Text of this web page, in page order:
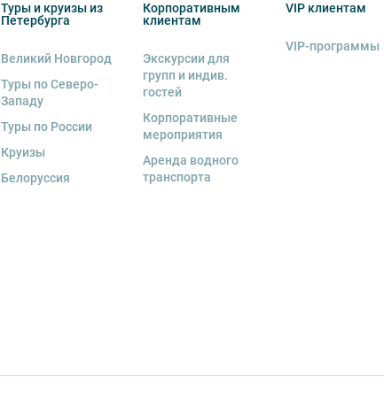
Туры и круизы из
Петербурга
Великий Новгород
Туры по Северо-
Западу
Туры по России
Круизы
Белоруссия
Корпоративным
клиентам
Экскурсии для
групп и индив.
гостей
Корпоративные
мероприятия
Аренда водного
транспорта
VIP клиентам
VIP-программы